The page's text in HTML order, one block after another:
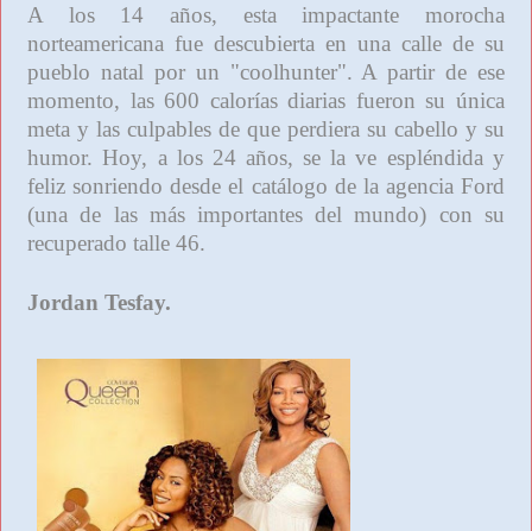
A los 14 años, esta impactante morocha
norteamericana fue descubierta en una calle de su
pueblo natal por un "coolhunter". A partir de ese
momento, las 600 calorías diarias fueron su única
meta y las culpables de que perdiera su cabello y su
humor. Hoy, a los 24 años, se la ve espléndida y
feliz sonriendo desde el catálogo de la agencia Ford
(una de las más importantes del mundo) con su
recuperado talle 46.
Jordan Tesfay.